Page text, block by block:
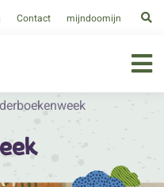
Contact mijndoomijn